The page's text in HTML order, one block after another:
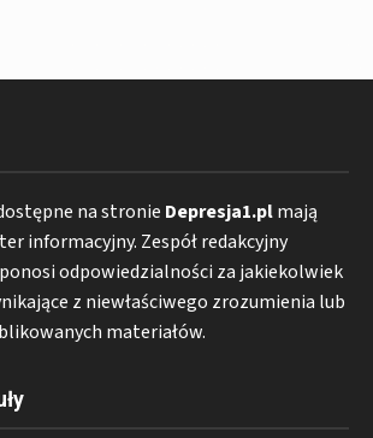
na stronie Depresja1.plmają
informacyjny. Zespół redakcyjny
odpowiedzialności za jakiekolwiek
z niewłaściwego zrozumienia lub
materiałów.